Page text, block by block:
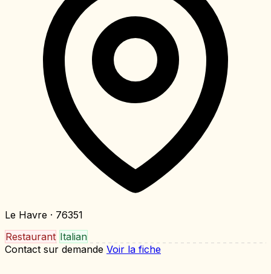
Le Havre · 76351
Restaurant Italian
Contact sur demande Voir la fiche